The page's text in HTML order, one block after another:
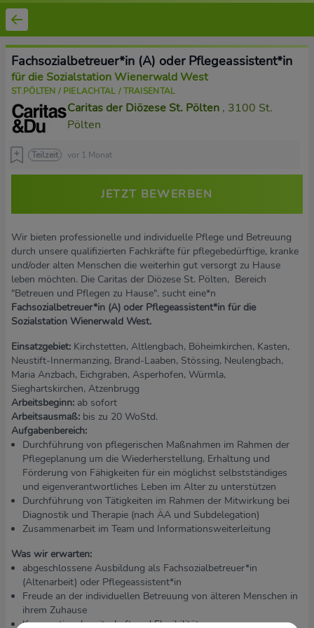
Fachsozialbetreuer*in (A) oder Pflegeassistent*in
für die Sozialstation Wienerwald West
ST.PÖLTEN / PIELACHTAL / TRAISENTAL
Caritas der Diözese St. Pölten , 3100 St.
Pölten
Teilzeit vor 1 Monat
JETZT BEWERBEN
Wir bieten professionelle und individuelle Pflege und Betreuung
durch unsere qualifizierten Fachkräfte für pflegebedürftige, kranke
und/oder alten Menschen die weiterhin gut versorgt zu Hause
leben möchten. Die Caritas der Diözese St. Pölten, Bereich
"Betreuen und Pflegen zu Hause", sucht eine*n
Fachsozialbetreuer*in (A) oder Pflegeassistent*in für die
Sozialstation Wienerwald West.
Einsatzgebiet: Kirchstetten, Altlengbach, Böheimkirchen, Kasten,
Neustift-Innermanzing, Brand-Laaben, Stössing, Neulengbach,
Maria Anzbach, Eichgraben, Asperhofen, Würmla,
Sieghartskirchen, Atzenbrugg
Arbeitsbeginn: ab sofort
Arbeitsausmaß: bis zu 20 WoStd.
Aufgabenbereich:
Durchführung von pflegerischen Maßnahmen im Rahmen der
Pflegeplanung um die Wiederherstellung, Erhaltung und
Förderung von Fähigkeiten für ein möglichst selbstständiges
und eigenverantwortliches Leben im Alter zu unterstützen
Durchführung von Tätigkeiten im Rahmen der Mitwirkung bei
Diagnostik und Therapie (nach ÄA und Subdelegation)
Zusammenarbeit im Team und Informationsweiterleitung
Was wir erwarten:
abgeschlossene Ausbildung als Fachsozialbetreuer*in
(Altenarbeit) oder Pflegeassistent*in
Freude an der individuellen Betreuung von älteren Menschen in
ihrem Zuhause
Kooperationsbereitschaft und Flexibilität